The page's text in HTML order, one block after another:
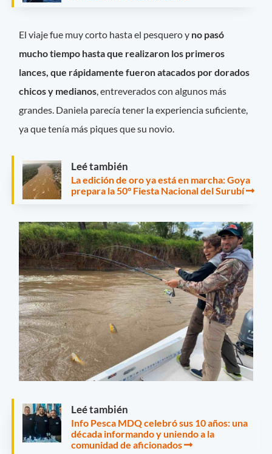
El viaje fue muy corto hasta el pesquero y no pasó
mucho tiempo hasta que realizaron los primeros
lances, que rápidamente fueron atacados por dorados
chicos y medianos, entreverados con algunos más
grandes. Daniela parecía tener la experiencia suficiente,
ya que tenía más piques que su novio.
Leé también
La edición de oro ya está en marcha: Goya
prepara la 50° Fiesta Nacional del Surubí
Leé también
Info Pesca MDQ celebró sus 10 años: una
década informando y uniendo a la
comunidad de aficionados